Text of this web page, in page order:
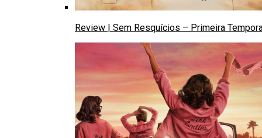
Review | Sem Resquícios – Primeira